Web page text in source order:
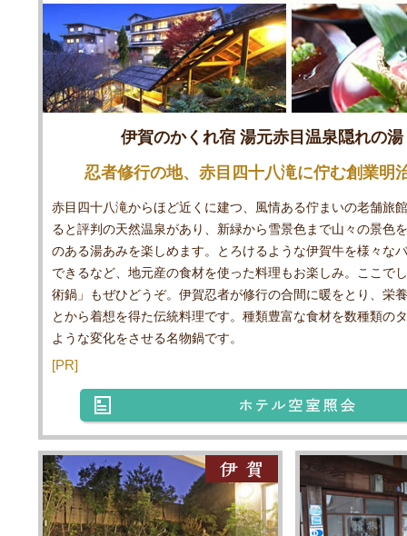
伊賀のかくれ宿 湯元赤目温泉隠れの
忍者修行の地、赤目四十八滝に佇む創業明
赤目四十八滝からほど近くに建つ、風情ある佇まいの老舗旅
ると評判の天然温泉があり、新緑から雪景色まで山々の景色
のある湯あみを楽しめます。とろけるような伊賀牛を様々な
できるなど、地元産の食材を使った料理もお楽しみ。ここで
術鍋」もぜひどうぞ。伊賀忍者が修行の合間に暖をとり、栄
とから着想を得た伝統料理です。種類豊富な食材を数種類の
ような変化をさせる名物鍋です。
[PR]